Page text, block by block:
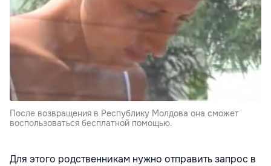
После возвращения в Республику Молдова она сможет
воспользоваться бесплатной помощью.
Для этого родственникам нужно отправить запрос в